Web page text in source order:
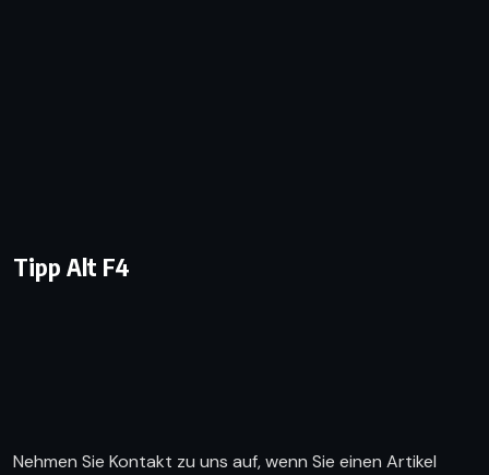
Tipp Alt F4
Nehmen Sie Kontakt zu uns auf, wenn Sie einen Artikel